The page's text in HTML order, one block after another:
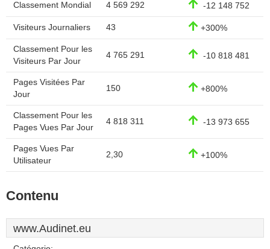
Classement Mondial 4 569 292 -12 148 752
Visiteurs Journaliers 43 +300%
Classement Pour les
Visiteurs Par Jour
4 765 291 -10 818 481
Pages Visitées Par
Jour
150 +800%
Classement Pour les
Pages Vues Par Jour
4 818 311 -13 973 655
Pages Vues Par
Utilisateur
2,30 +100%
Contenu
www.Audinet.eu